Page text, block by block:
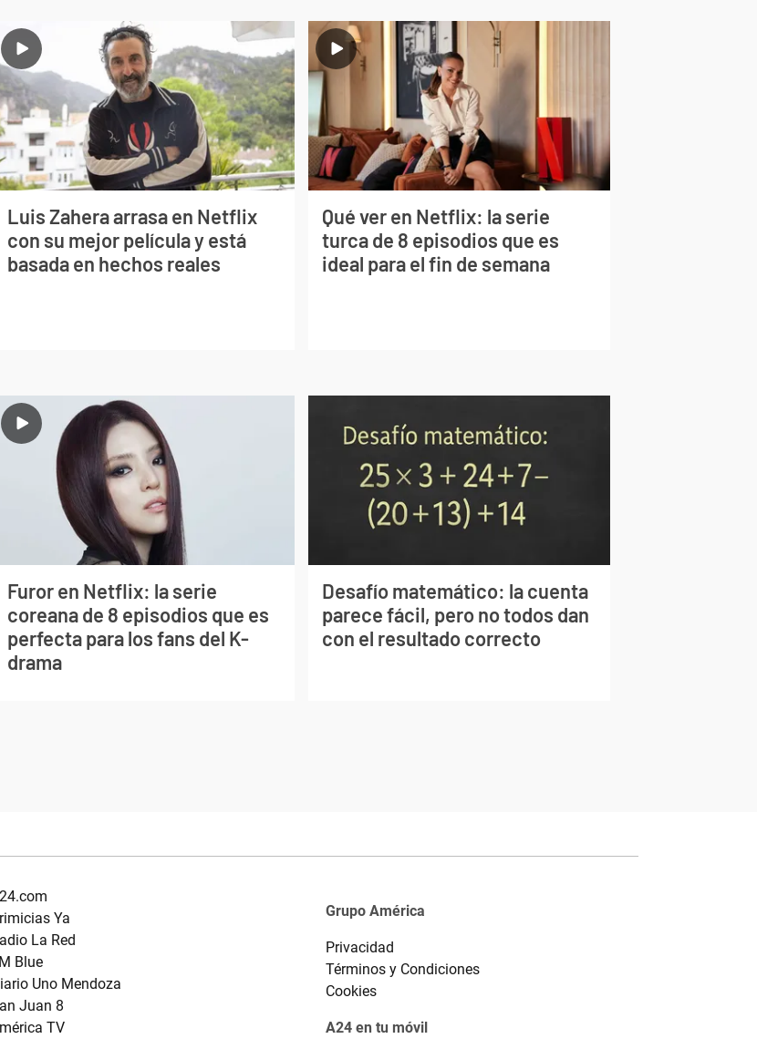
Luis Zahera arrasa en Netflix
con su mejor película y está
basada en hechos reales
Qué ver en Netflix: la serie
turca de 8 episodios que es
ideal para el fin de semana
Furor en Netflix: la serie
coreana de 8 episodios que es
perfecta para los fans del K-
drama
Desafío matemático: la cuenta
parece fácil, pero no todos dan
con el resultado correcto
Ya
La Red
Blue
Uno Mendoza
Juan 8
TV
Grupo América
Privacidad
Términos y Condiciones
Cookies
A24 en tu móvil